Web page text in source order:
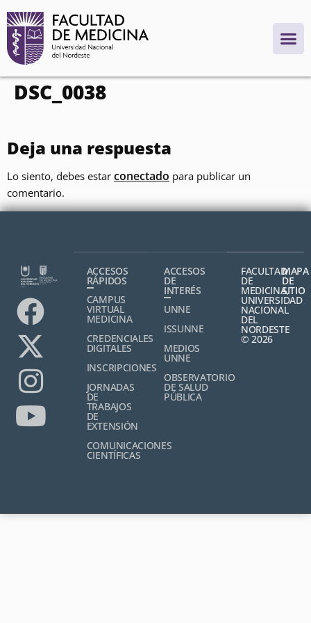
contenido
DSC_0038
Deja una respuesta
Lo siento, debes estar conectado para publicar un
comentario.
ACCESOS
RÁPIDOS
CAMPUS
VIRTUAL
MEDICINA
CREDENCIALES
DIGITALES
INSCRIPCIONES
JORNADAS
DE
TRABAJOS
DE
EXTENSIÓN
COMUNICACIONES
CIENTÍFICAS
ACCESOS
DE
INTERÉS
UNNE
ISSUNNE
MEDIOS
UNNE
OBSERVATORIO
DE SALUD
PÚBLICA
FACULTAD
DE
MEDICINA,
UNIVERSIDAD
NACIONAL
DEL
NORDESTE
© 2026
MAPA
DE
SITIO